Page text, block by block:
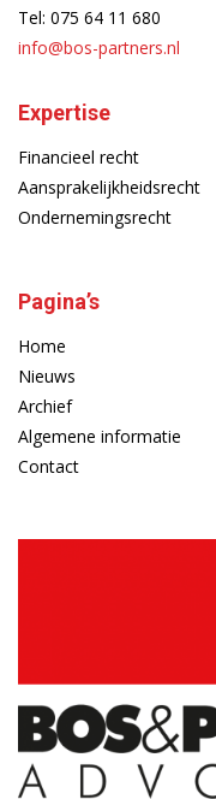
Tel: 075 64 11 680
info@bos-partners.nl
Expertise
Financieel recht
Aansprakelijkheidsrecht
Ondernemingsrecht
Pagina’s
Home
Nieuws
Archief
Algemene informatie
Contact